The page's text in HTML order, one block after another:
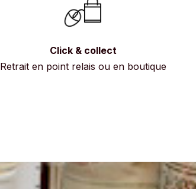
Click & collect
Retrait en point relais ou en boutique